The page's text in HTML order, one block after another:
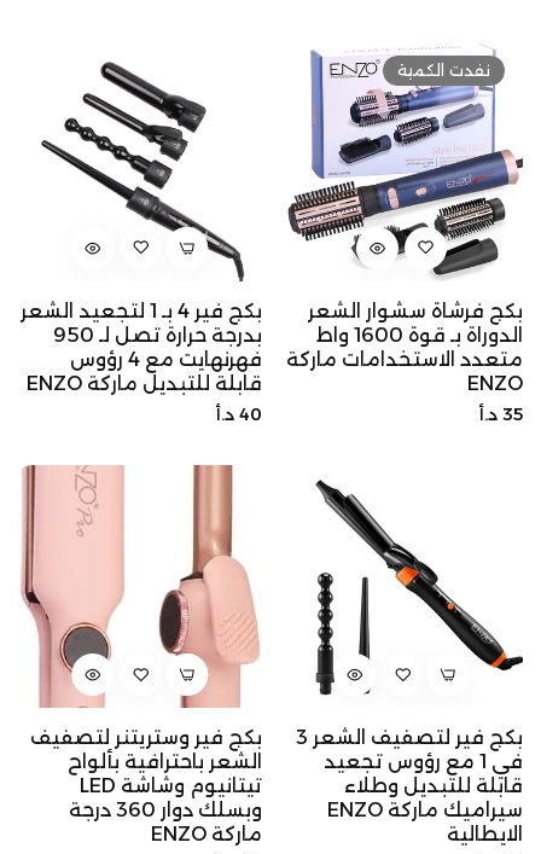
نفدت الكمية
بكج فرشاة سشوار الشعر
الدوراة بـ قوة 1600 واط
متعدد الاستخدامات ماركة
ENZO
السعر
35 د.أ
بكج فير 4 بـ 1 لتجعيد الشعر
بدرجة حرارة تصل لـ 950
فهرنهايت مع 4 رؤوس
قابلة للتبديل ماركة ENZO
السعر
40 د.أ
بكج فير لتصفيف الشعر 3
في 1 مع رؤوس تجعيد
قابلة للتبديل وطلاء
سيراميك ماركة ENZO
الايطالية
بكج فير وستريتنر لتصفيف
الشعر باحترافية بألواح
تيتانيوم وشاشة LED
وبسلك دوار 360 درجة
ماركة ENZO